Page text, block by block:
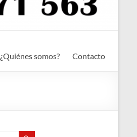
¿Quiénes somos? Contacto